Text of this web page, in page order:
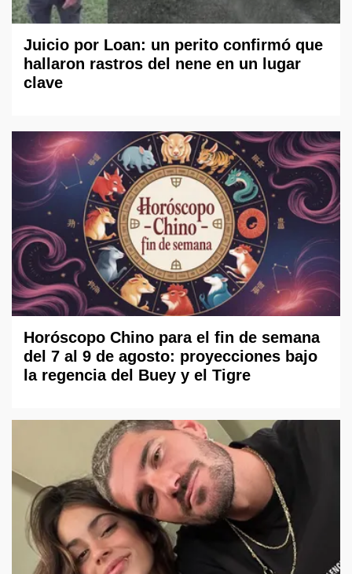
Juicio por Loan: un perito confirmó que
hallaron rastros del nene en un lugar
clave
Horóscopo Chino para el fin de semana
del 7 al 9 de agosto: proyecciones bajo
la regencia del Buey y el Tigre